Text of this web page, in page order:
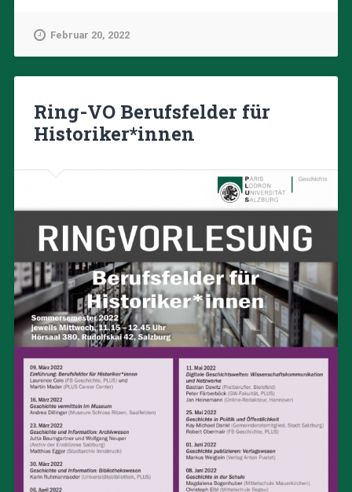
Februar 20, 2022
Ring-VO Berufsfelder für
Historiker*innen